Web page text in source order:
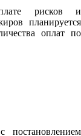
рисков и
планируется
оплат по